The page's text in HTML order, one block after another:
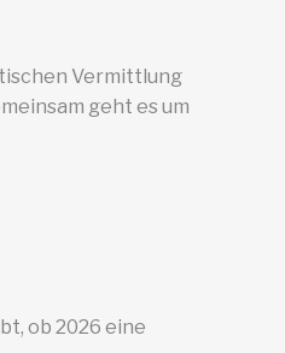
Vermittlung
geht es um
ob 2026 eine